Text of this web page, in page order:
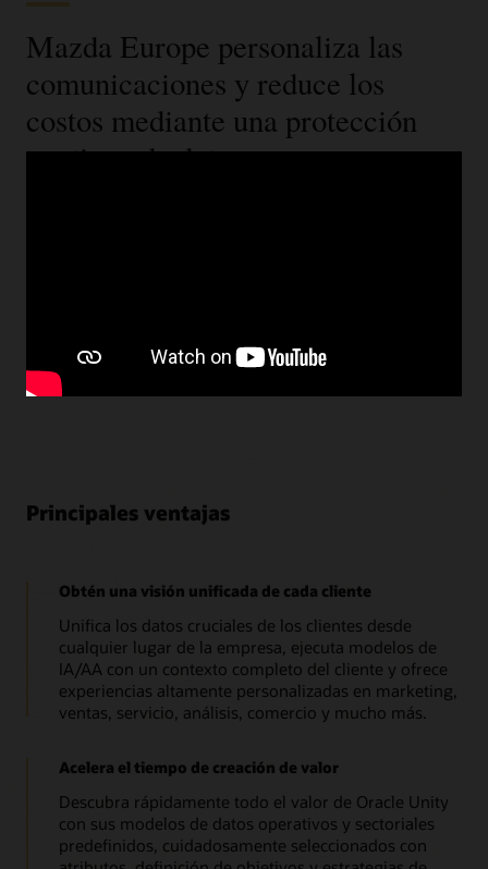
Mazda Europe personaliza las
comunicaciones y reduce los
costos mediante una protección
continua de datos
Mira la historia de Mazda (2:05)
Principales ventajas
Obtén una visión unificada de cada cliente
Unifica los datos cruciales de los clientes desde
cualquier lugar de la empresa, ejecuta modelos de
IA/AA con un contexto completo del cliente y ofrece
experiencias altamente personalizadas en marketing,
ventas, servicio, análisis, comercio y mucho más.
Acelera el tiempo de creación de valor
Descubra rápidamente todo el valor de Oracle Unity
con sus modelos de datos operativos y sectoriales
predefinidos, cuidadosamente seleccionados con